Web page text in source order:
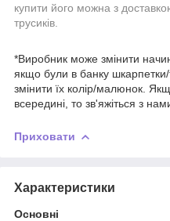
купити його можна з
трусиків.
*Виробник може змінити
якщо були в банку
змінити їх колір/малюнок.
всередині, то зв'яжіться з
Приховати
Характеристики
Основні